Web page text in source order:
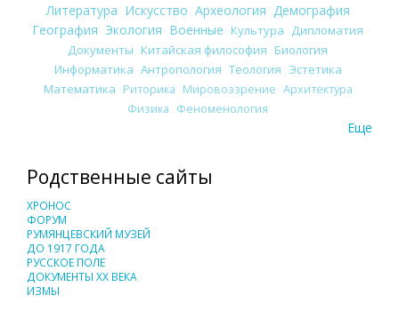
Литература Искусство Археология Демография
География Экология Военные Культура
Дипломатия
Документы Китайская философия Биология
Информатика Антропология Теология Эстетика
Математика Риторика Мировоззрение Архитектура
Физика Феноменология
Еще
Родственные сайты
ХРОНОС
ФОРУМ
РУМЯНЦЕВСКИЙ МУЗЕЙ
ДО 1917 ГОДА
РУССКОЕ ПОЛЕ
ДОКУМЕНТЫ XX ВЕКА
ИЗМЫ